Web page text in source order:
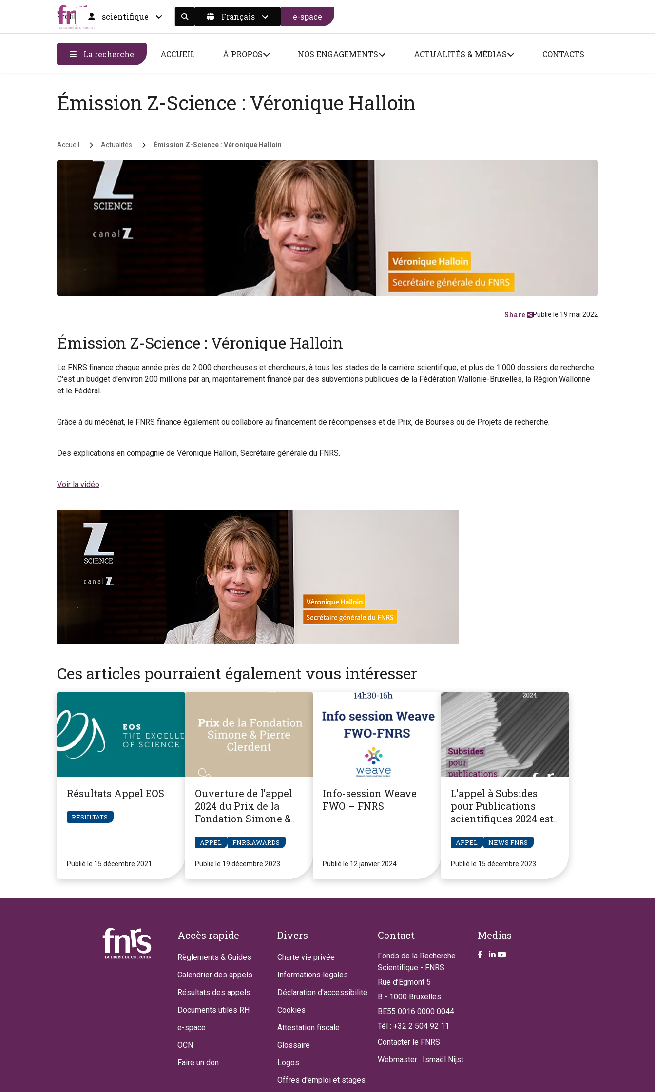
Profil scientifique Display the search form
Français e-space
La recherche ACCUEIL À PROPOS NOS ENGAGEMENTS ACTUALITÉS & MÉDIAS CONTACTS
Émission Z-Science : Véronique Halloin
Fil d'Ariane
Accueil Actualités Émission Z-Science : Véronique Halloin
Publié le 19 mai 2022
Share
Émission Z-Science : Véronique Halloin
Le FNRS finance chaque année près de 2.000 chercheuses et chercheurs, à tous les stades de la carrière scientifique, et plus de 1.000 dossiers de recherche.
C'est un budget d'environ 200 millions par an, majoritairement financé par des subventions publiques de la Fédération Wallonie-Bruxelles, la Région Wallonne
et le Fédéral.
Grâce à du mécénat, le FNRS finance également ou collabore au financement de récompenses et de Prix, de Bourses ou de Projets de recherche.
Des explications en compagnie de Véronique Halloin, Secrétaire générale du FNRS.
Voir la vidéo...
Ces articles pourraient également vous intéresser
Résultats Appel EOS
RÉSULTATS
Publié le 15 décembre 2021
Ouverture de l’appel
2024 du Prix de la
Fondation Simone &
APPEL FNRS.AWARDS
Publié le 19 décembre 2023
Info-session Weave
FWO – FNRS
Publié le 12 janvier 2024
L'appel à Subsides
pour Publications
scientifiques 2024 est
APPEL NEWS FNRS
Publié le 15 décembre 2023
Footer
Accès rapide
Règlements & Guides
Calendrier des appels
Résultats des appels
Documents utiles RH
e-space
OCN
Faire un don
Divers
Charte vie privée
Informations légales
Déclaration d'accessibilité
Cookies
Attestation fiscale
Glossaire
Logos
Offres d'emploi et stages
Contact
Fonds de la Recherche
Scientifique - FNRS
Rue d’Egmont 5
B - 1000 Bruxelles
BE55 0016 0000 0044
Tél : +32 2 504 92 11
Contacter le FNRS
Webmaster : Ismaël Nijst
Medias
Take a look on our facebook page
Take a look on our LinkendIn page